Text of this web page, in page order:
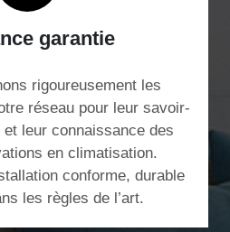
garantie
rigoureusement les
réseau pour leur savoir-
leur connaissance des
en climatisation.
conforme, durable
les règles de l’art.